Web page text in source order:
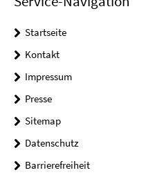
Startseite
Kontakt
Impressum
Presse
Sitemap
Datenschutz
Barrierefreiheit